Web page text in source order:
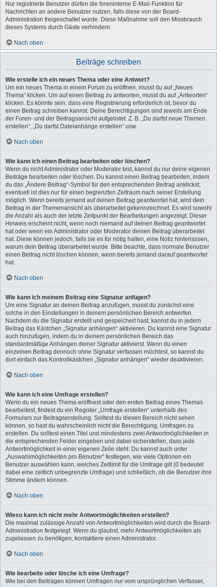
Nur registrierte Benutzer dürfen die foreninterne E-Mail-Funktion für
Nachrichten an andere Benutzer nutzen, falls diese von der Board-
Administration freigeschaltet wurde. Diese Maßnahme soll den Missbrauch
dieses Systems durch Gäste verhindern.
Nach oben
Beiträge schreiben
Wie erstelle ich ein neues Thema oder eine Antwort?
Um ein neues Thema in einem Forum zu eröffnen, musst du auf „Neues
Thema“ klicken. Um auf einen Beitrag zu antworten, musst du auf „Antworten“
klicken. Es könnte sein, dass eine Registrierung erforderlich ist, bevor du
einen Beitrag schreiben kannst. Deine Berechtigungen sind jeweils am Ende
der Foren- und der Beitragsansicht aufgelistet. Z. B. „Du darfst neue Themen
erstellen“, „Du darfst Dateianhänge erstellen“ usw.
Nach oben
Wie kann ich einen Beitrag bearbeiten oder löschen?
Wenn du nicht Administrator oder Moderator bist, kannst du nur deine eigenen
Beiträge bearbeiten oder löschen. Du kannst einen Beitrag bearbeiten, indem
du das „Ändere Beitrag“-Symbol für den entsprechenden Beitrag anklickst;
eventuell ist dies nur für einen begrenzten Zeitraum nach seiner Erstellung
möglich. Wenn bereits jemand auf deinen Beitrag geantwortet hat, wird dein
Beitrag in der Themenansicht als überarbeitet gekennzeichnet. Es wird sowohl
die Anzahl als auch der letzte Zeitpunkt der Bearbeitungen angezeigt. Dieser
Hinweis erscheint nicht, wenn noch niemand auf deinen Beitrag geantwortet
hat oder wenn ein Administrator oder Moderator deinen Beitrag überarbeitet
hat. Diese können jedoch, falls sie es für nötig halten, eine Notiz hinterlassen,
warum dein Beitrag überarbeitet wurde. Bitte beachte, dass normale Benutzer
einen Beitrag nicht löschen können, wenn bereits jemand darauf geantwortet
hat.
Nach oben
Wie kann ich meinem Beitrag eine Signatur anfügen?
Um eine Signatur an deinen Beitrag anzufügen, musst du zunächst eine
solche in den Einstellungen in deinem persönlichen Bereich entwerfen.
Nachdem du die Signatur erstellt und gespeichert hast, kannst du in jedem
Beitrag das Kästchen „Signatur anhängen“ aktivieren. Du kannst eine Signatur
auch hinzufügen, indem du in deinem persönlichen Bereich das
standardmäßige Anhängen deiner Signatur aktivierst. Wenn du einen
einzelnen Beitrag dennoch ohne Signatur verfassen möchtest, so kannst du
dort einfach das Kontrollkästchen „Signatur anhängen“ wieder deaktivieren.
Nach oben
Wie kann ich eine Umfrage erstellen?
Wenn du ein neues Thema eröffnest oder den ersten Beitrag eines Themas
bearbeitest, findest du ein Register „Umfrage erstellen“ unterhalb des
Formulars zur Beitragserstellung. Solltest du diesen Bereich nicht sehen
können, so hast du wahrscheinlich nicht die Berechtigung, Umfragen zu
erstellen. Du solltest einen Titel und mindestens zwei Antwortmöglichkeiten in
die entsprechenden Felder eingeben und dabei sicherstellen, dass jede
Antwortmöglichkeit in einer eigenen Zeile steht. Du kannst auch unter
„Auswahlmöglichkeiten pro Benutzer“ festlegen, wie viele Optionen ein
Benutzer auswählen kann, welches Zeitlimit für die Umfrage gilt (0 bedeutet
dabei eine zeitlich unbegrenzte Umfrage) und schließlich, ob die Benutzer ihre
Stimme ändern können.
Nach oben
Wieso kann ich nicht mehr Antwortmöglichkeiten erstellen?
Die maximal zulässige Anzahl von Antwortmöglichkeiten wird durch die Board-
Administration festgelegt. Wenn du glaubst, mehr Antwortmöglichkeiten als
zugelassen zu benötigen, kontaktiere einen Administrator.
Nach oben
Wie bearbeite oder lösche ich eine Umfrage?
Wie bei den Beiträgen können Umfragen nur vom ursprünglichen Verfasser,